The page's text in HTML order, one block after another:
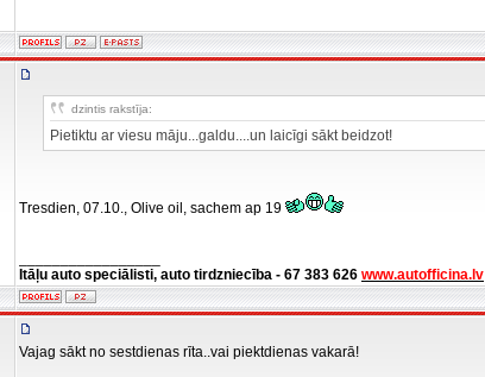
dzintis rakstīja:
Pietiktu ar viesu māju...galdu....un laicīgi sākt beidzot!
Tresdien, 07.10., Olive oil, sachem ap 19
Itāļu auto speciālisti, auto tirdzniecība - 67 383 626 www.autofficina.lv
Vajag sākt no sestdienas rīta..vai piektdienas vakarā!